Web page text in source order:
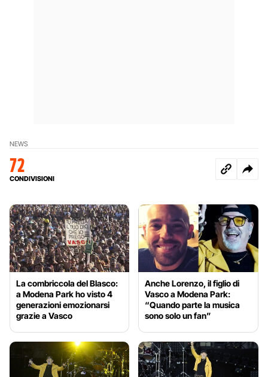
NEWS
72
CONDIVISIONI
La combriccola del Blasco:
a Modena Park ho visto 4
generazioni emozionarsi
grazie a Vasco
Anche Lorenzo, il figlio di
Vasco a Modena Park:
“Quando parte la musica
sono solo un fan”